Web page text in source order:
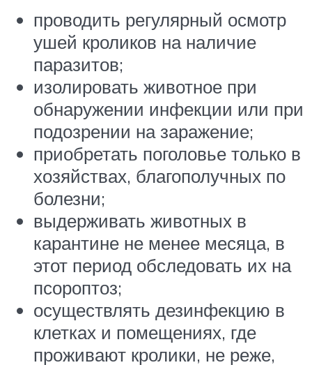
проводить регулярный осмотр
ушей кроликов на наличие
паразитов;
изолировать животное при
обнаружении инфекции или при
подозрении на заражение;
приобретать поголовье только в
хозяйствах, благополучных по
болезни;
выдерживать животных в
карантине не менее месяца, в
этот период обследовать их на
псороптоз;
осуществлять дезинфекцию в
клетках и помещениях, где
проживают кролики, не реже,